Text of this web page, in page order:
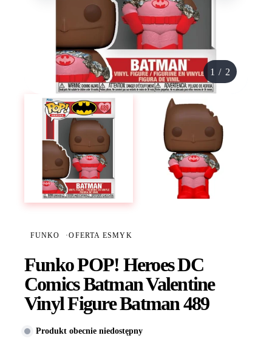
1 / 2
FUNKO ·OFERTA ESMYK
Funko POP! Heroes DC
Comics Batman Valentine
Vinyl Figure Batman 489
Produkt obecnie niedostępny